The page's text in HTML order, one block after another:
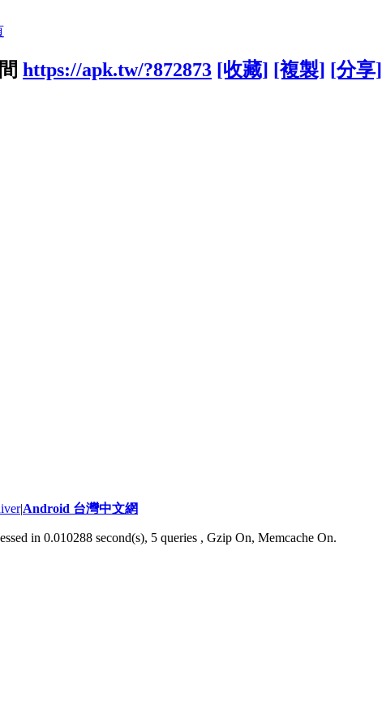
https://apk.tw/?872873 [收藏] [複製] [分享]
|Android 台灣中文網
in 0.010288 second(s), 5 queries , Gzip On, Memcache On.